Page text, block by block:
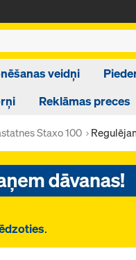
veidņi
Reklāmas preces
Staxo 100
.